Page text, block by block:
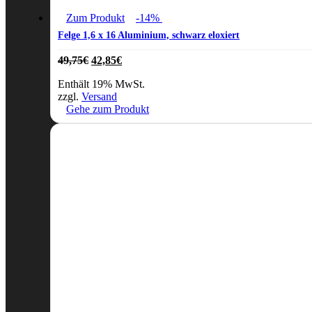
Zum Produkt -14%
Felge 1,6 x 16 Aluminium, schwarz eloxiert
49,75€ Ursprünglicher
war:
49,75€
42,85€Aktueller
ist:
Enthält 19% MwSt.
zzgl. Versand
Gehe zum Produkt